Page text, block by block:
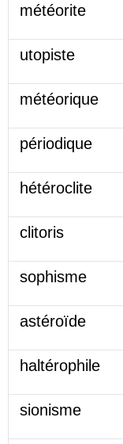
météorite
utopiste
météorique
périodique
hétéroclite
clitoris
sophisme
astéroïde
haltérophile
sionisme